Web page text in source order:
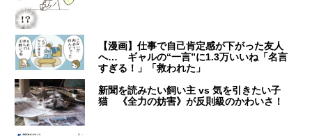
【漫画】仕事で自己肯定感が下がった友人
へ… ギャルの“一言”に1.3万いいね「名言
すぎる！」「救われた」
新聞を読みたい飼い主 vs 気を引きたい子
猫 《全力の妨害》が反則級のかわいさ！